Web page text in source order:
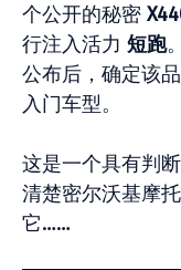
个公开的秘密
行注入活力 短跑
公布后，确定该
入门车型。
这是一个具有判
清楚密尔沃基摩
它……